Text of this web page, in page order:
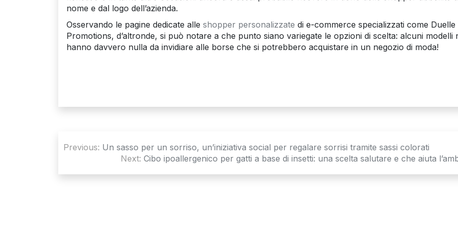
nome e dal logo dell’azienda.
Osservando le pagine dedicate alle shopper personalizzate di e-commerce specializzati come Duelle
Promotions, d’altronde, si può notare a che punto siano variegate le opzioni di scelta: alcuni modelli
hanno davvero nulla da invidiare alle borse che si potrebbero acquistare in un negozio di moda!
Navigazione
Previous: Un sasso per un sorriso, un’iniziativa social per regalare sorrisi tramite sassi colorati
Next: Cibo ipoallergenico per gatti a base di insetti: una scelta salutare e che aiuta